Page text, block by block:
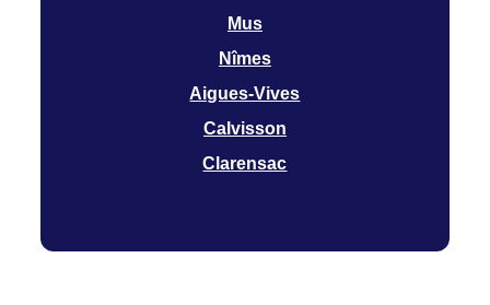
Mus
Nîmes
Aigues-Vives
Calvisson
Clarensac